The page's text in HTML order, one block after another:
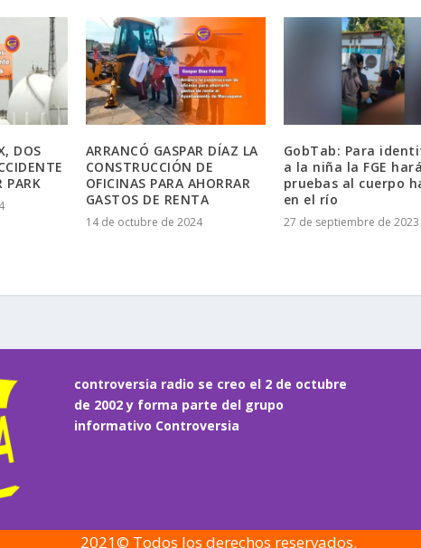
DOS
PARK
ARRANCÓ GASPAR DÍAZ LA
CONSTRUCCIÓN DE
OFICINAS PARA AHORRAR
GASTOS DE RENTA
14 de octubre de 2024
GobTab: Para
a la niña la FGE
pruebas al cuerpo
en el río
27 de septiembre de 2023
controversia radio se creo el 2 de octubre
de 2002 y forma parte del grupo
informativo Controversia
2021© Todos los derechos reservados.